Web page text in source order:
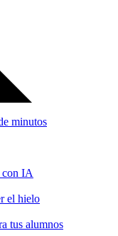
minutos
con IA
el hielo
tus alumnos